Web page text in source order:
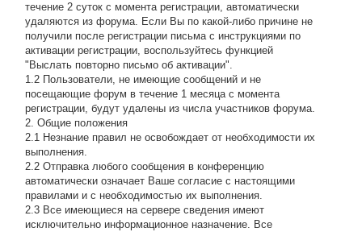
течение 2 суток с момента регистрации, автоматически
удаляются из форума. Если Вы по какой-либо причине не
получили после регистрации письма с инструкциями по
активации регистрации, воспользуйтесь функцией
"Выслать повторно письмо об активации".
1.2 Пользователи, не имеющие сообщений и не
посещающие форум в течение 1 месяца с момента
регистрации, будут удалены из числа участников форума.
2. Общие положения
2.1 Hезнание правил не освобождает от необходимости их
выполнения.
2.2 Отправка любого сообщения в конференцию
автоматически означает Ваше согласие с настоящими
правилами и с необходимостью их выполнения.
2.3 Все имеющиеся на сервере сведения имеют
исключительно информационное назначение. Все